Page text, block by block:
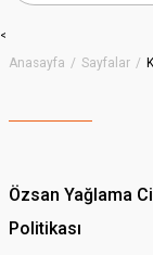
<
Anasayfa Sayfalar
Özsan Yağlama
Politikası